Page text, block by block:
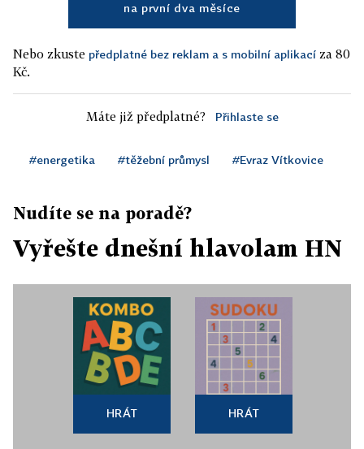
na první dva měsíce
Nebo zkuste předplatné bez reklam a s mobilní aplikací za 80
Kč.
Máte již předplatné? Přihlaste se
#energetika #těžební průmysl #Evraz Vítkovice
Nudíte se na poradě?
Vyřešte dnešní hlavolam HN
HRÁT HRÁT